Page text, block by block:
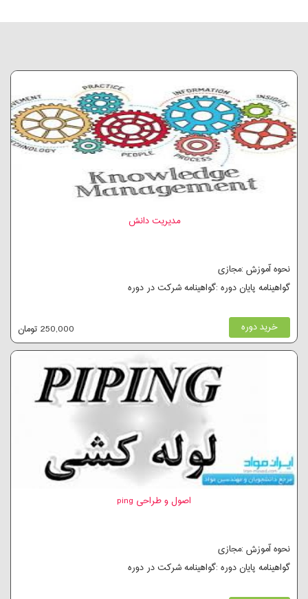
مدیریت دانش
نحوه آموزش :مجازی
گواهینامه پایان دوره :گواهینامه شرکت در دوره
خرید دوره 250,000 تومان
اصول و طراحی ping
نحوه آموزش :مجازی
گواهینامه پایان دوره :گواهینامه شرکت در دوره